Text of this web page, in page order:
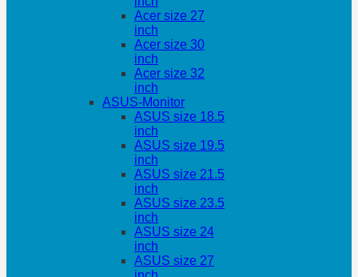
Acer size 27
inch
Acer size 30
inch
Acer size 32
inch
ASUS-Monitor
ASUS size 18.5
inch
ASUS size 19.5
inch
ASUS size 21.5
inch
ASUS size 23.5
inch
ASUS size 24
inch
ASUS size 27